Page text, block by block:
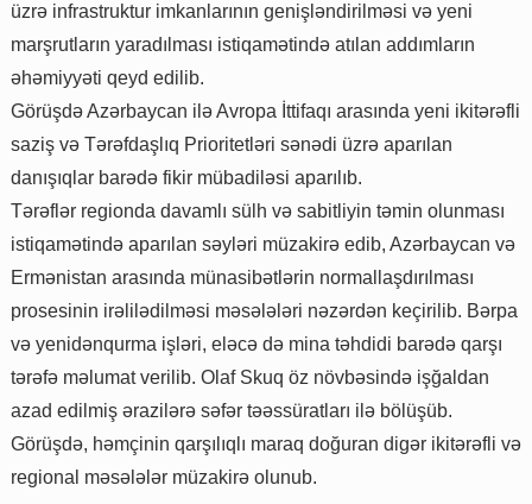
üzrə infrastruktur imkanlarının genişləndirilməsi və yeni
marşrutların yaradılması istiqamətində atılan addımların
əhəmiyyəti qeyd edilib.
Görüşdə Azərbaycan ilə Avropa İttifaqı arasında yeni ikitərəfli
saziş və Tərəfdaşlıq Prioritetləri sənədi üzrə aparılan
danışıqlar barədə fikir mübadiləsi aparılıb.
Tərəflər regionda davamlı sülh və sabitliyin təmin olunması
istiqamətində aparılan səyləri müzakirə edib, Azərbaycan və
Ermənistan arasında münasibətlərin normallaşdırılması
prosesinin irəlilədilməsi məsələləri nəzərdən keçirilib. Bərpa
və yenidənqurma işləri, eləcə də mina təhdidi barədə qarşı
tərəfə məlumat verilib. Olaf Skuq öz növbəsində işğaldan
azad edilmiş ərazilərə səfər təəssüratları ilə bölüşüb.
Görüşdə, həmçinin qarşılıqlı maraq doğuran digər ikitərəfli və
regional məsələlər müzakirə olunub.